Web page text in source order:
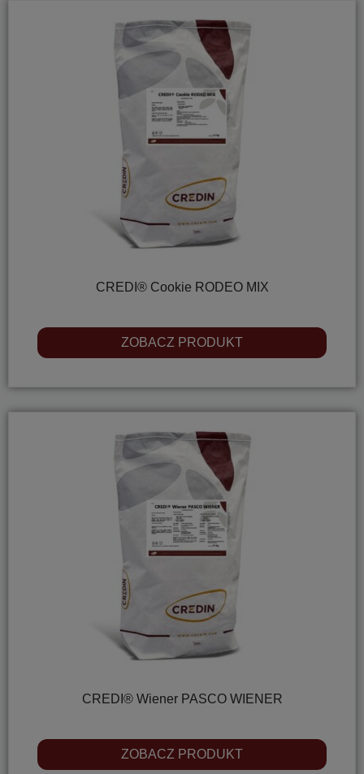
CREDI® Cookie RODEO MIX
ZOBACZ PRODUKT
CREDI® Wiener PASCO WIENER
ZOBACZ PRODUKT